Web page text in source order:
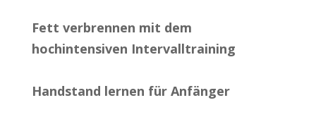
Fett verbrennen mit dem
hochintensiven Intervalltraining
Handstand lernen für Anfänger